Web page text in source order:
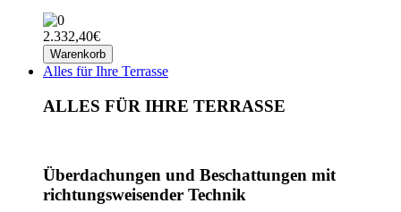
2.332,40€
Warenkorb
Alles für Ihre Terrasse
ALLES FÜR IHRE TERRASSE
Überdachungen und Beschattungen mit
richtungsweisender Technik